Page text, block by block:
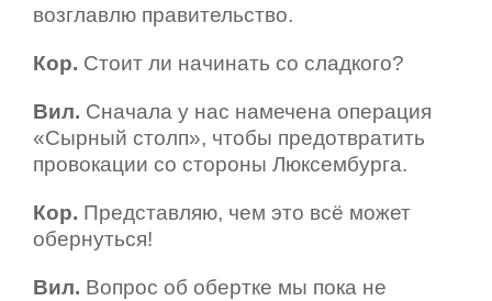
возглавлю правительство.
Кор. Стоит ли начинать со сладкого?
Вил. Сначала у нас намечена операция
«Сырный столп», чтобы предотвратить
провокации со стороны Люксембурга.
Кор. Представляю, чем это всё может
обернуться!
Вил. Вопрос об обертке мы пока не